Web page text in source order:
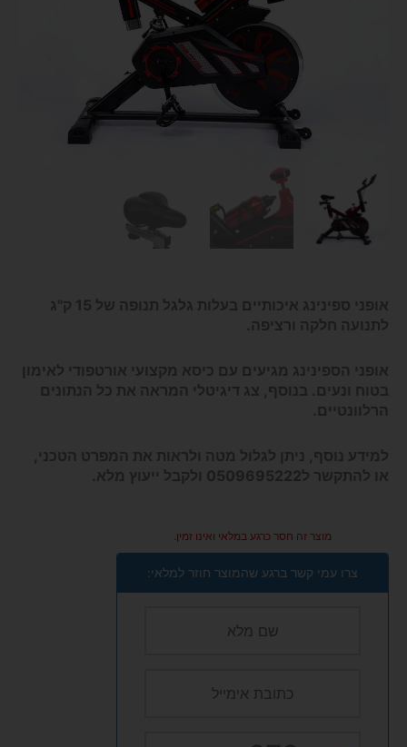
אופני ספינינג איכותיים בעלות גלגל תנופה של 15 ק"ג
לתנועה חלקה ורציפה.
אופני הספינינג מגיעים עם כיסא מקצועי אורטפודי לאימון
בטוח ונעים. בנוסף, צג דיגיטלי המראה את כל הנתונים
הרלוונטיים.
למידע נוסף, ניתן לגלול מטה ולראות את המפרט הטכני,
או להתקשר ל0509695222 ולקבל ייעוץ מלא.
מוצר זה חסר כרגע במלאי ואינו זמין.
צרו עמי קשר ברגע שהמוצר חוזר למלאי: